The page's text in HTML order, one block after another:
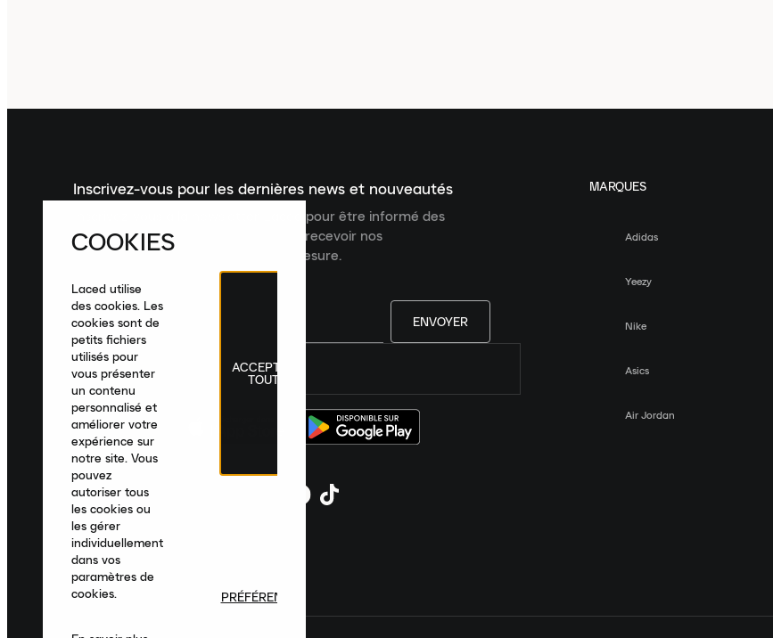
Inscrivez-vous pour les dernières news et nouveautés
Inscrivez-vous à la newsletter Laced pour être informé des
dernières nouveautés, collections et recevoir nos
recommandations de produits sur mesure.
ENVOYER
France|Français
MARQUES
Adidas
Yeezy
Nike
Asics
Air Jordan
COOKIES
Laced utilise
des cookies. Les
cookies sont de
petits fichiers
utilisés pour
vous présenter
un contenu
personnalisé et
améliorer votre
expérience sur
notre site. Vous
pouvez
autoriser tous
les cookies ou
les gérer
individuellement
dans vos
paramètres de
cookies.
ACCEPTER
TOUT
PRÉFÉRENCES